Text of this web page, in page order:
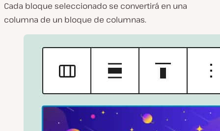
Cada bloque seleccionado se convertirá en una
columna de un bloque de columnas.